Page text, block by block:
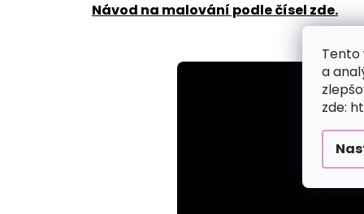
Tento
a
zde:
Návod na malování podle čísel zde.